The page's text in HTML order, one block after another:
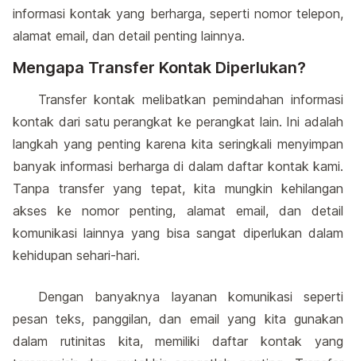
informasi kontak yang berharga, seperti nomor telepon,
alamat email, dan detail penting lainnya.
Mengapa Transfer Kontak Diperlukan?
Transfer kontak melibatkan pemindahan informasi
kontak dari satu perangkat ke perangkat lain. Ini adalah
langkah yang penting karena kita seringkali menyimpan
banyak informasi berharga di dalam daftar kontak kami.
Tanpa transfer yang tepat, kita mungkin kehilangan
akses ke nomor penting, alamat email, dan detail
komunikasi lainnya yang bisa sangat diperlukan dalam
kehidupan sehari-hari.
Dengan banyaknya layanan komunikasi seperti
pesan teks, panggilan, dan email yang kita gunakan
dalam rutinitas kita, memiliki daftar kontak yang